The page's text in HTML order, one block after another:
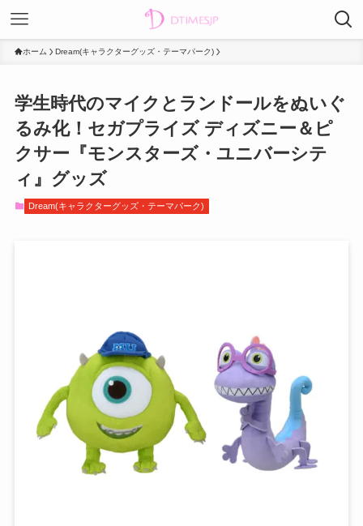
ホーム Dream(キャラクターグッズ・テーマパーク)
学生時代のマイクとランドールをぬいぐ
るみ化！セガプライズ ディズニー＆ピ
クサー『モンスターズ・ユニバーシテ
ィ』グッズ
Dream(キャラクターグッズ・テーマパーク)